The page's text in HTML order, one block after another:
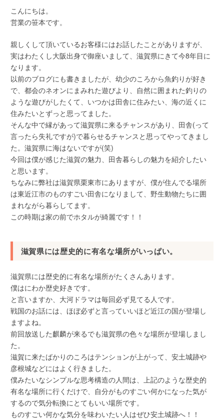
こんにちは。
営業の笹本です。
親しくして頂いているお客様にはお話したことがありますが、
実はわたくし大阪出身で御座いまして、滋賀県にきて今8年目に
なります。
以前のブログにも書きましたが、幼少のころから魚釣りが好き
で、都会のネオンにまみれた遊びより、自然に囲まれた釣りの
ような遊びがしたくて、いつかは田舎に住みたい、海の近くに
住みたいとずっと思ってました。
そんな中で縁があって滋賀県に来るチャンスがあり、田舎(って
言ったら失礼ですが)で暮らせるチャンスと思ってやってきまし
た。滋賀県に海はないですが(笑)
今回は僕が感じた滋賀の魅力、田舎暮らしの魅力を紹介したい
と思います。
ちなみに弊社は滋賀県栗東市にありますが、僕が住んでる場所
は東近江市のものすごい田舎になりまして、野生動物たちに囲
まれながら暮らしてます。
この時期は家の前でホタルが綺麗です！！
滋賀県には歴史的に有名な場所がいっぱい。
滋賀県には歴史的に有名な場所がたくさんあります。
僕はにわか歴史好きです。
と言いますか、大河ドラマは毎回必ず見てる人です。
戦国のお話には、ほぼ必ずと言っていいほど近江の国が登場し
ますよね。
前回放送した麒麟が来るでも滋賀県の色々な場所が登場しまし
た。
滋賀に来たばかりのころはテンションが上がって、安土城跡や
彦根城などにはよく行きました。
僕みたいなシンプルな思考構造の人間は、上記のような歴史的
有名な場所に行くだけで、自分がものすごい何かになった気が
するので気分転換にとてもいい場所です。
ものすごい何かな気分を味わいたい人はぜひ安土城跡へ！！